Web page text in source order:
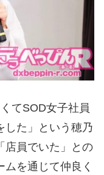
てSOD女子社員
した」という穂乃
店員でいた」との
を通じて仲良く